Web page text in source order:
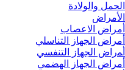
الحمل والولادة
الأمراض
أمراض الاعصاب
أمراض الجهاز التناسلي
أﻤراض اﻟﺠﻬﺎز اﻟﺘﻨﻔﺴﻲ
أمراض الجهاز الهضمي